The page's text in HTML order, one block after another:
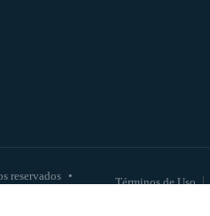
reservados • Términos de Uso